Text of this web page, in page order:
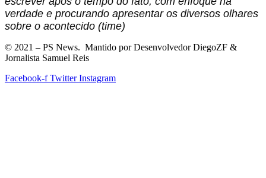
verdade e procurando apresentar os diversos olhares
sobre o acontecido (time)
© 2021 – PS News. Mantido por Desenvolvedor DiegoZF &
Jornalista Samuel Reis
Facebook-f Twitter Instagram